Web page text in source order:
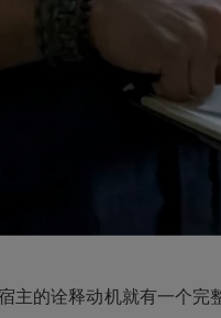
主的诠释动机就有一个完